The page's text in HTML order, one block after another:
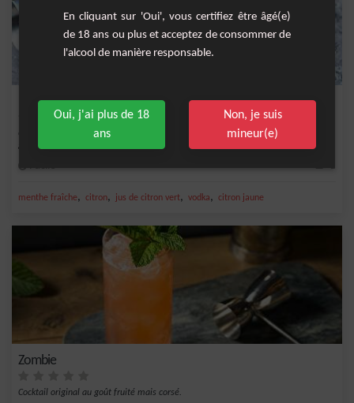
Ice Breaker
Cocktail rafraîchissant à la belle couleur bleuté à base de vodka, de menthe
glaciale,...
Facile 1
menthe fraîche, citron, jus de citron vert, vodka, citron jaune
Zombie
Cocktail original au goût fruité mais corsé.
En cliquant sur 'Oui', vous certifiez être âgé(e)
de 18 ans ou plus et acceptez de consommer de
l'alcool de manière responsable.
Oui, j'ai plus de 18
ans
Non, je suis
mineur(e)